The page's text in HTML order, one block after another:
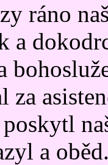
ráno
a
a